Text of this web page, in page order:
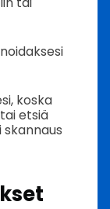
koska
etsiä
skannaus